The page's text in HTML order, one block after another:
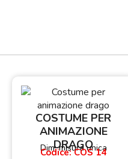
COSTUME PER
ANIMAZIONE
DRAGO
Dim: misura unica
Codice: COS 14